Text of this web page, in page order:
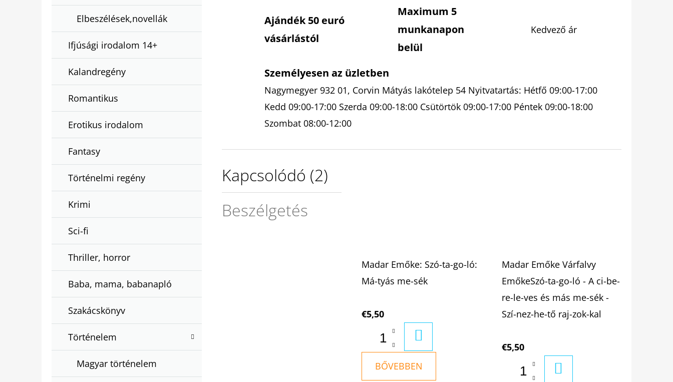
Elbeszélések,novellák
Ifjúsági irodalom 14+
Kalandregény
Romantikus
Erotikus irodalom
Fantasy
Történelmi regény
Krimi
Sci-fi
Thriller, horror
Baba, mama, babanapló
Szakácskönyv
Történelem
Magyar történelem
Ajándék 50 euró
vásárlástól
Maximum 5
munkanapon
belül
Kedvező ár
Személyesen az üzletben
Nagymegyer 932 01, Corvin Mátyás lakótelep 54 Nyitvatartás: Hétfő 09:00-17:00
Kedd 09:00-17:00 Szerda 09:00-18:00 Csütörtök 09:00-17:00 Péntek 09:00-18:00
Szombat 08:00-12:00
Kapcsolódó (2)
Beszélgetés
Madar Emőke: Szó-ta-go-ló:
Má-tyás me-sék
€5,50
BŐVEBBEN
Madar Emőke Várfalvy
EmőkeSzó-ta-go-ló - A ci-be-
re-le-ves és más me-sék -
Szí-nez-he-tő raj-zok-kal
€5,50